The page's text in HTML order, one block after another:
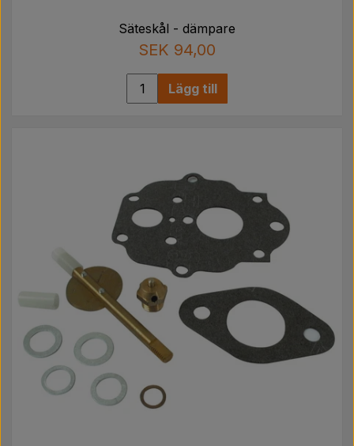
Säteskål - dämpare
SEK 94,00
Lägg till